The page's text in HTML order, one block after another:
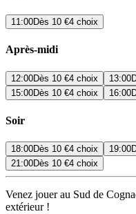
11:00Dès 10 €4 choix
Après-midi
12:00Dès 10 €4 choix 13:00
15:00Dès 10 €4 choix 16:00
Soir
18:00Dès 10 €4 choix 19:00
21:00Dès 10 €4 choix
Venez jouer au Sud de
extérieur !